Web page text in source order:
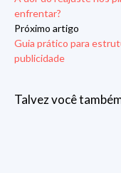
enfrentar?
Próximo artigo
Guia prático para
publicidade
Talvez você